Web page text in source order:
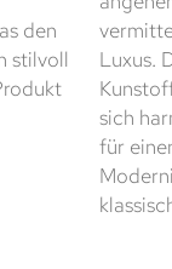
den
stilvoll
Luxus.
sich
für